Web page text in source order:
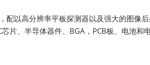
以高分辨率平板探测器以及强大的图像
片、半导体器件、BGA，PCB板、电池